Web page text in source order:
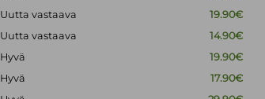
Uutta vastaava
19.90€
Uutta vastaava
14.90€
Hyvä
19.90€
Hyvä
17.90€